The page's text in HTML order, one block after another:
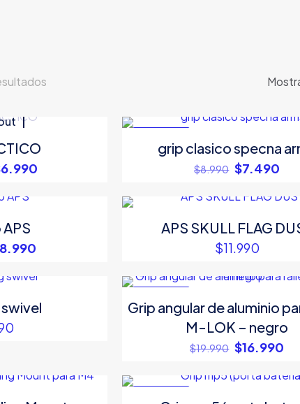
6.990
grip clasico specna
$8.990 El
original
$8.990.
$7.490
8.990
actual
$8.990.
APS SKULL FLAG
$11.990
Grip angular de aluminio
M-LOK – negro
$19.990 El
original
$16.990